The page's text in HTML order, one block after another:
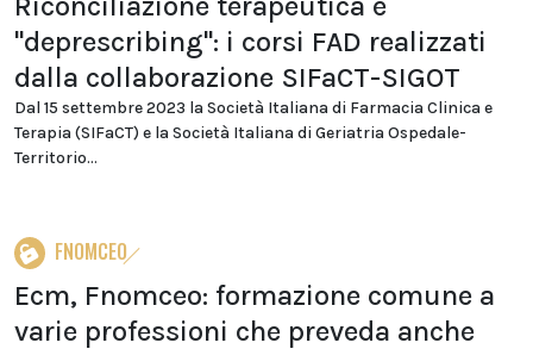
"deprescribing": i corsi FAD realizzati
dalla collaborazione SIFaCT-SIGOT
Dal 15 settembre 2023 la Società Italiana di Farmacia Clinica e
Terapia (SIFaCT) e la Società Italiana di Geriatria Ospedale-
Territorio...
FNOMCEO
Ecm, Fnomceo: formazione comune a
varie professioni che preveda anche